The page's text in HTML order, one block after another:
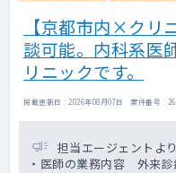
【京都市内×クリ
談可能。内科系医
リニックです。
掲載更新日 : 2026年08月07日 案件番号 :
担当エージェントより
・医師の業務内容 外来